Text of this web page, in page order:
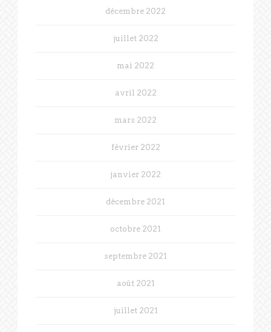
décembre 2022
juillet 2022
mai 2022
avril 2022
mars 2022
février 2022
janvier 2022
décembre 2021
octobre 2021
septembre 2021
août 2021
juillet 2021